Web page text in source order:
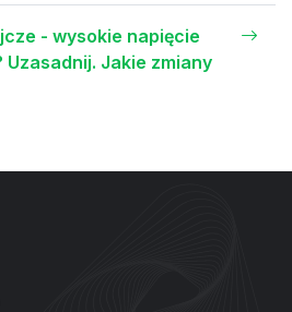
- wysokie napięcie
Jakie zmiany